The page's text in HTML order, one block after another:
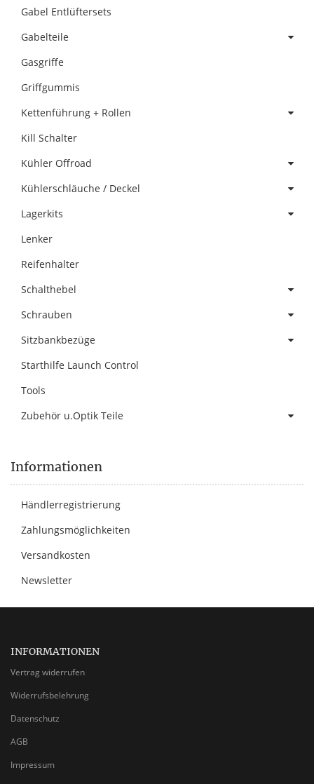
Gabel Entlüftersets
Gabelteile
Gasgriffe
Griffgummis
Kettenführung + Rollen
Kill Schalter
Kühler Offroad
Kühlerschläuche / Deckel
Lagerkits
Lenker
Reifenhalter
Schalthebel
Schrauben
Sitzbankbezüge
Starthilfe Launch Control
Tools
Zubehör u.Optik Teile
Informationen
Händlerregistrierung
Zahlungsmöglichkeiten
Versandkosten
Newsletter
INFORMATIONEN
Vertrag widerrufen
Widerrufsbelehrung
Datenschutz
AGB
Impressum